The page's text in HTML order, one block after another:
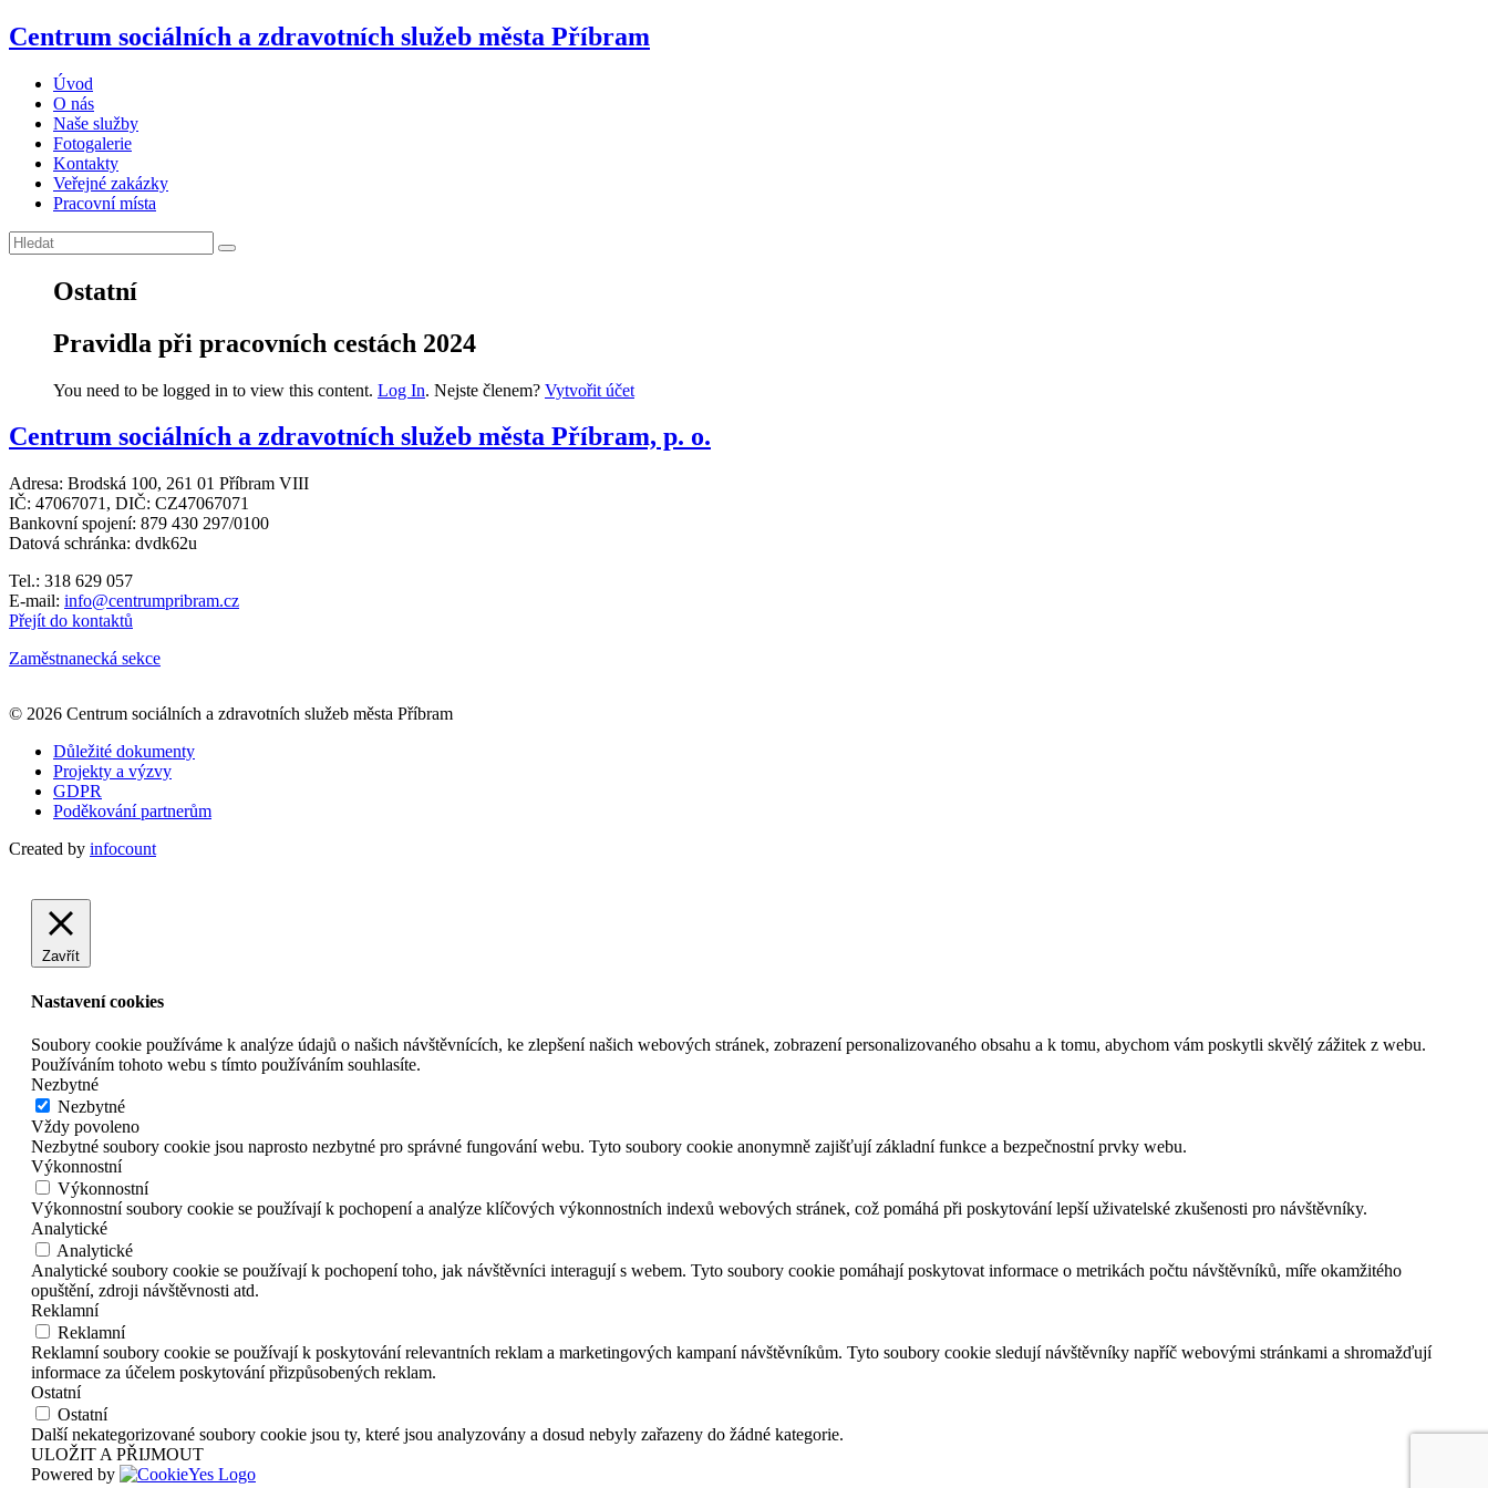
Centrum sociálních a zdravotních služeb města Příbram
Úvod
O nás
Naše služby
Fotogalerie
Kontakty
Veřejné zakázky
Pracovní místa
Ostatní
Pravidla při pracovních cestách 2024
You need to be logged in to view this content. Log In. Nejste členem? Vytvořit účet
Centrum sociálních a zdravotních služeb města Příbram, p. o.
Adresa: Brodská 100, 261 01 Příbram VIII
IČ: 47067071, DIČ: CZ47067071
Bankovní spojení: 879 430 297/0100
Datová schránka: dvdk62u
Tel.: 318 629 057
E-mail: info@centrumpribram.cz
Přejít do kontaktů
Zaměstnanecká sekce
+
−
© 2026 Centrum sociálních a zdravotních služeb města Příbram
Důležité dokumenty
Projekty a výzvy
GDPR
Poděkování partnerům
Created by infocount
Zavřít
Nastavení cookies
Soubory cookie používáme k analýze údajů o našich návštěvnících, ke zlepšení našich webových stránek, zobrazení personalizovaného obsahu a k tomu, abychom vám poskytli skvělý zážitek z webu.
Používáním tohoto webu s tímto používáním souhlasíte.
Nezbytné
Nezbytné
Vždy povoleno
Nezbytné soubory cookie jsou naprosto nezbytné pro správné fungování webu. Tyto soubory cookie anonymně zajišťují základní funkce a bezpečnostní prvky webu.
Výkonnostní
Výkonnostní
Výkonnostní soubory cookie se používají k pochopení a analýze klíčových výkonnostních indexů webových stránek, což pomáhá při poskytování lepší uživatelské zkušenosti pro návštěvníky.
Analytické
Analytické
Analytické soubory cookie se používají k pochopení toho, jak návštěvníci interagují s webem. Tyto soubory cookie pomáhají poskytovat informace o metrikách počtu návštěvníků, míře okamžitého
opuštění, zdroji návštěvnosti atd.
Reklamní
Reklamní
Reklamní soubory cookie se používají k poskytování relevantních reklam a marketingových kampaní návštěvníkům. Tyto soubory cookie sledují návštěvníky napříč webovými stránkami a shromažďují
informace za účelem poskytování přizpůsobených reklam.
Ostatní
Ostatní
Další nekategorizované soubory cookie jsou ty, které jsou analyzovány a dosud nebyly zařazeny do žádné kategorie.
ULOŽIT A PŘIJMOUT
Powered by